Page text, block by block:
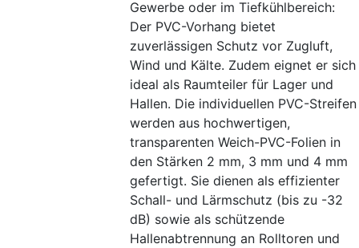
Gewerbe oder im Tiefkühlbereich:
Der PVC-Vorhang bietet
zuverlässigen Schutz vor Zugluft,
Wind und Kälte. Zudem eignet er sich
ideal als Raumteiler für Lager und
Hallen. Die individuellen PVC-Streifen
werden aus hochwertigen,
transparenten Weich-PVC-Folien in
den Stärken 2 mm, 3 mm und 4 mm
gefertigt. Sie dienen als effizienter
Schall- und Lärmschutz (bis zu -32
dB) sowie als schützende
Hallenabtrennung an Rolltoren und